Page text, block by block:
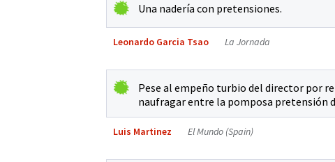
Una nadería con pretensiones.
Leonardo Garcia Tsao La Jornada
Pese al empeño turbio del director por
naufragar entre la pomposa pretensión
Luis Martinez El Mundo (Spain)